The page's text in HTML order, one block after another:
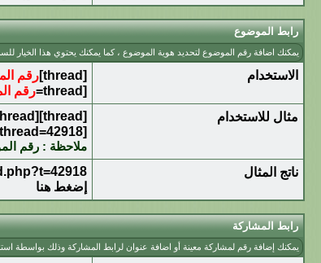
رابط الموضوع
يمكنك اضافة رقم الموضوع لتحديد هوية الموضوع ، كما يمكنك يحتوي هذا الخيار
الاستخدام [thread] رقم
[thread=
رقم
مثال للاستخدام
[thread]42918[/thread]
[thread=42918]إضغط هنا[/thread]
ملاحظة : رقم
ناتج المثال
إضغط هنا
رابط المشاركة
يمكنك إضافة رقم لمشاركة معينة أو اضافة عنوان لرابط المشاركة وذلك بواسطة